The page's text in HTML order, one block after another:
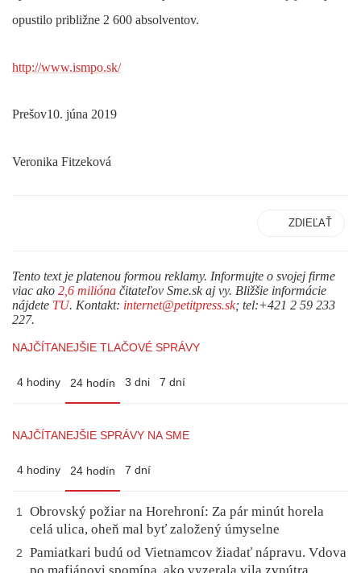
opustilo približne 2 600 absolventov.
http://www.ismpo.sk/
Prešov10. júna 2019
Veronika Fitzeková
ZDIEĽAŤ
Tento text je platenou formou reklamy. Informujte o svojej firme
viac ako 2,6 milióna čitateľov Sme.sk aj vy. Bližšie informácie
nájdete TU. Kontakt: internet@petitpress.sk; tel:+421 2 59 233
227.
NAJČÍTANEJŠIE TLAČOVÉ SPRÁVY
4 hodiny 24 hodín 3 dni 7 dní
NAJČÍTANEJŠIE SPRÁVY NA SME
4 hodiny 24 hodín 7 dní
1
Obrovský požiar na Horehroní: Za pár minút horela
celá ulica, oheň mal byť založený úmyselne
2
Pamiatkari budú od Vietnamcov žiadať nápravu. Vdova